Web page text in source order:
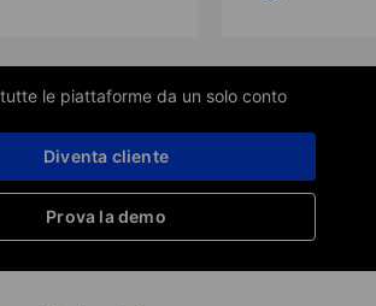
le piattaforme da un solo conto
Prova la demo
Diventa cliente